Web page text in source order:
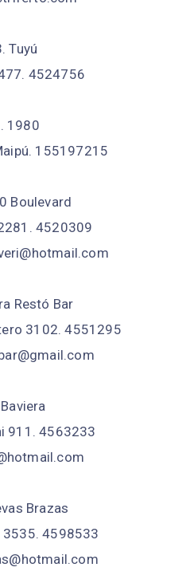
Tuyú
4524756
1980
155197215
Boulevard
4520309
Restó Bar
3102. 4551295
911. 4563233
Brazas
3535. 4598533